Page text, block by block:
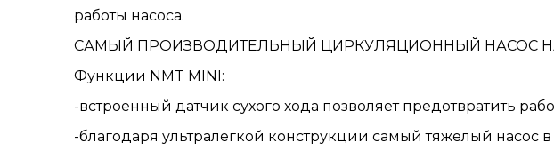
работы насоса.
САМЫЙ ПРОИЗВОДИТЕЛЬНЫЙ ЦИРКУЛЯЦИОННЫЙ НАСОС НА
Функции NMT MINI:
-встроенный датчик сухого хода позволяет предотвратить
-благодаря ультралегкой конструкции самый тяжелый насос в